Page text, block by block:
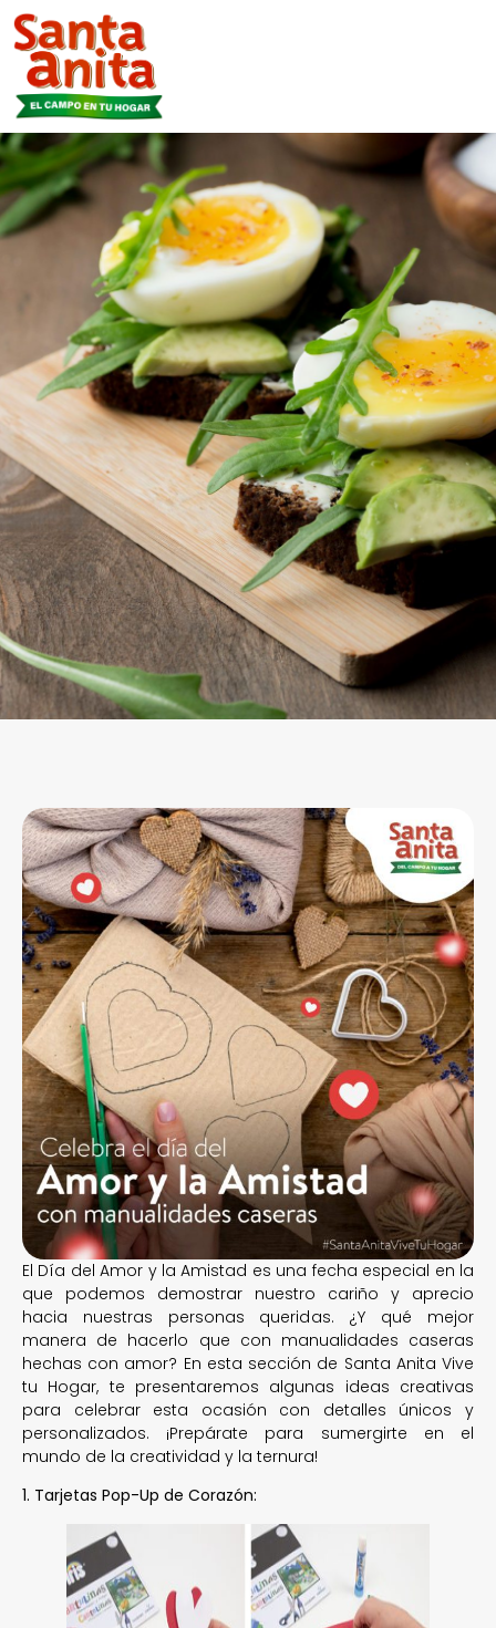
El Día del Amor y la Amistad es una fecha especial en la
que podemos demostrar nuestro cariño y aprecio
hacia nuestras personas queridas. ¿Y qué mejor
manera de hacerlo que con manualidades caseras
hechas con amor? En esta sección de Santa Anita Vive
tu Hogar, te presentaremos algunas ideas creativas
para celebrar esta ocasión con detalles únicos y
personalizados. ¡Prepárate para sumergirte en el
mundo de la creatividad y la ternura!
1. Tarjetas Pop-Up de Corazón: